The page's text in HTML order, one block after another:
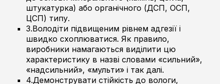
штукатурка) або органічного (ДСП, ОСП,
ЦСП) типу.
3.Володіти підвищеним рівнем адгезії і
швидко схоплюватися. Як правило,
виробники намагаються виділити цю
характеристику в назві словами «сильний»,
«надсильний», «мульти» і так далі.
4.Демонструвати стійкість до вологи,